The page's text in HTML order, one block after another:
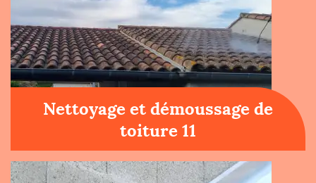
Nettoyage et démoussage de
toiture 11